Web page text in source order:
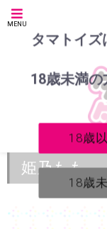
タマトイ
18歳未満
18歳
18歳
MENU
姫乃もも